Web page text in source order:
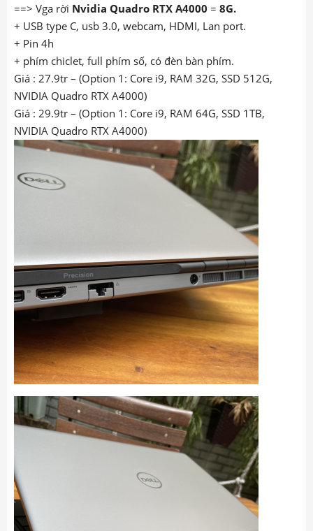
==> Vga rời Nvidia Quadro RTX A4000 = 8G.
+ USB type C, usb 3.0, webcam, HDMI, Lan port.
+ Pin 4h
+ phím chiclet, full phím số, có đèn bàn phím.
Giá : 27.9tr – (Option 1: Core i9, RAM 32G, SSD 512G,
NVIDIA Quadro RTX A4000)
Giá : 29.9tr – (Option 1: Core i9, RAM 64G, SSD 1TB,
NVIDIA Quadro RTX A4000)